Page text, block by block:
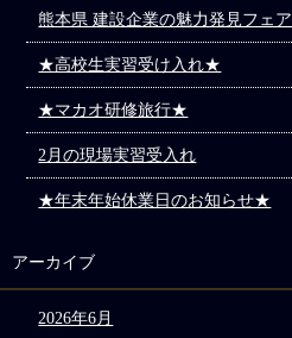
熊本県 建設企業の魅力発見フェア
★高校生実習受け入れ★
★マカオ研修旅行★
2月の現場実習受入れ
★年末年始休業日のお知らせ★
アーカイブ
2026年6月